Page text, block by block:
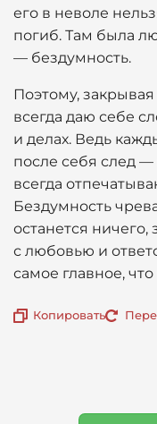
его в неволе
погиб. Там была
— бездумность.
Поэтому,
всегда даю себе
и делах. Ведь
после себя след —
всегда
Бездумность
останется
с любовью и
самое главное,
Копировать